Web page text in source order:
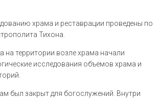
храма и реставрации проведены по
Тихона.
на территории возле храма начали
исследования объемов храма и
был закрыт для богослужений. Внутри